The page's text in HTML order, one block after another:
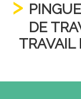
DE